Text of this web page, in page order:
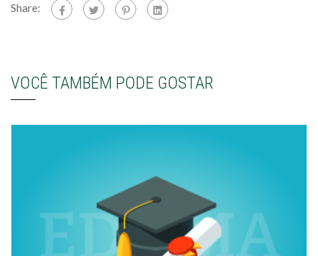
Share:
VOCÊ TAMBÉM PODE GOSTAR